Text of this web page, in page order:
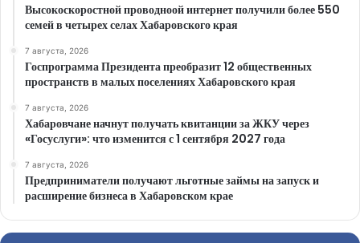
Высокоскоростной проводноой интернет получили более 550
семей в четырех селах Хабаровского края
7 августа, 2026
Госпрограмма Президента преобразит 12 общественных
пространств в малых поселениях Хабаровского края
7 августа, 2026
Хабаровчане начнут получать квитанции за ЖКУ через
«Госуслуги»: что изменится с 1 сентября 2027 года
7 августа, 2026
Предприниматели получают льготные займы на запуск и
расширение бизнеса в Хабаровском крае